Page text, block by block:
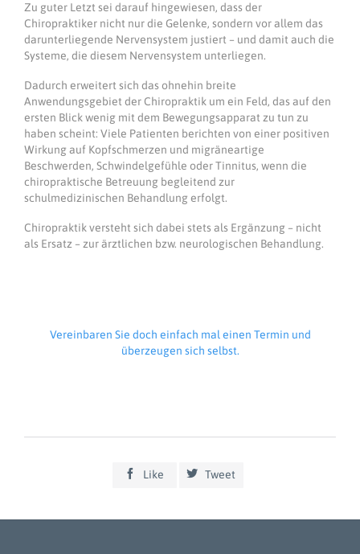
Zu guter Letzt sei darauf hingewiesen, dass der
Chiropraktiker nicht nur die Gelenke, sondern vor allem das
darunterliegende Nervensystem justiert – und damit auch die
Systeme, die diesem Nervensystem unterliegen.
Dadurch erweitert sich das ohnehin breite
Anwendungsgebiet der Chiropraktik um ein Feld, das auf den
ersten Blick wenig mit dem Bewegungsapparat zu tun zu
haben scheint: Viele Patienten berichten von einer positiven
Wirkung auf Kopfschmerzen und migräneartige
Beschwerden, Schwindelgefühle oder Tinnitus, wenn die
chiropraktische Betreuung begleitend zur
schulmedizinischen Behandlung erfolgt.
Chiropraktik versteht sich dabei stets als Ergänzung – nicht
als Ersatz – zur ärztlichen bzw. neurologischen Behandlung.
Vereinbaren Sie doch einfach mal einen Termin und
überzeugen sich selbst.
 Like  Tweet